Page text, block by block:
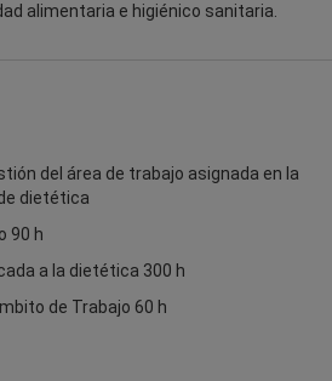
alimentaria e higiénico sanitaria.
del área de trabajo asignada en la
dietética
90 h
a la dietética 300 h
de Trabajo 60 h